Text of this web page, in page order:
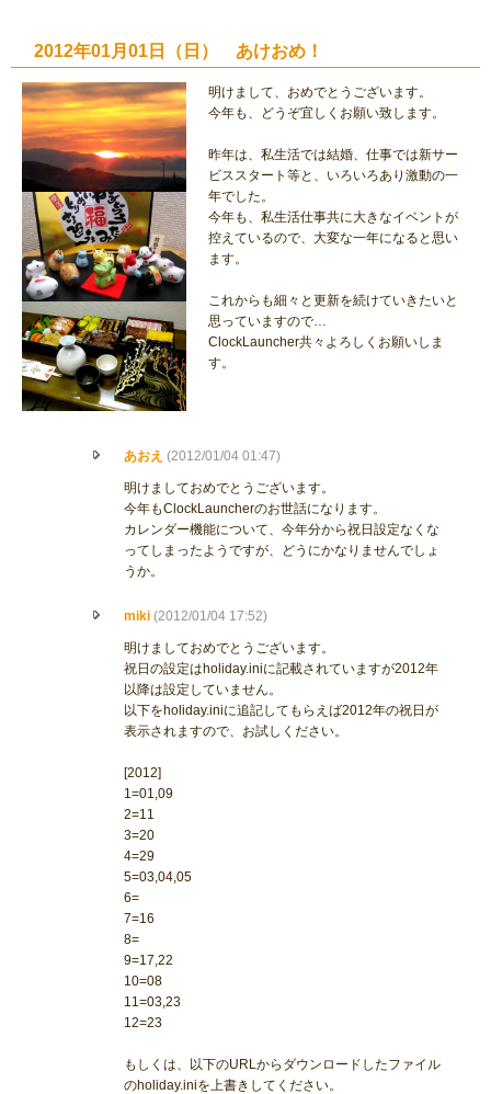
2012年01月01日（日） あけおめ！
明けまして、おめでとうございます。
今年も、どうぞ宜しくお願い致します。
昨年は、私生活では結婚、仕事では新サー
ビススタート等と、いろいろあり激動の一
年でした。
今年も、私生活仕事共に大きなイベントが
控えているので、大変な一年になると思い
ます。
これからも細々と更新を続けていきたいと
思っていますので…
ClockLauncher共々よろしくお願いしま
す。
あおえ (2012/01/04 01:47)
明けましておめでとうございます。
今年もClockLauncherのお世話になります。
カレンダー機能について、今年分から祝日設定なくな
ってしまったようですが、どうにかなりませんでしょ
うか。
miki (2012/01/04 17:52)
明けましておめでとうございます。
祝日の設定はholiday.iniに記載されていますが2012年
以降は設定していません。
以下をholiday.iniに追記してもらえば2012年の祝日が
表示されますので、お試しください。
[2012]
1=01,09
2=11
3=20
4=29
5=03,04,05
6=
7=16
8=
9=17,22
10=08
11=03,23
12=23
もしくは、以下のURLからダウンロードしたファイル
のholiday.iniを上書きしてください。